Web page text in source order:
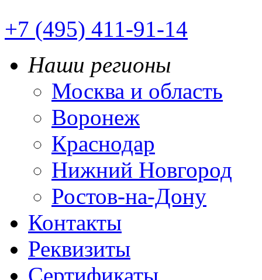
+7 (495) 411-91-14
Наши регионы
Москва и область
Воронеж
Краснодар
Нижний Новгород
Ростов-на-Дону
Контакты
Реквизиты